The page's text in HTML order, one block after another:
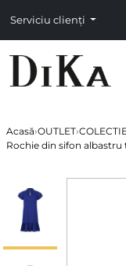
Serviciu clienți
Acasă›OUTLET›
Rochie din sifon